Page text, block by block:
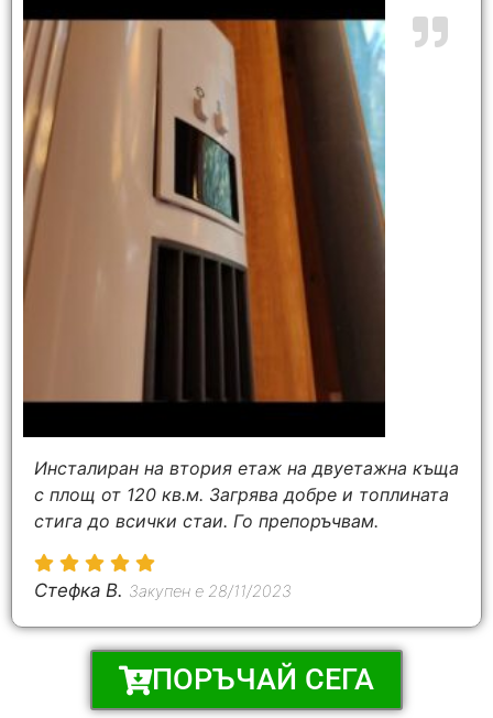
Инсталиран на втория етаж на двуетажна къща
с площ от 120 кв.м. Загрява добре и топлината
стига до всички стаи. Го препоръчвам.
Стефка B. Закупен е 28/11/2023
ПОРЪЧАЙ СЕГА